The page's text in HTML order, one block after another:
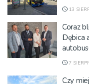
13
Coraz
Dębica
7
Czy